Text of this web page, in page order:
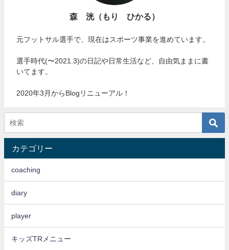
森 洸（もり ひかる）
元フットサル選手で、現在はスポーツ事業を進めています。
選手時代(〜2021.3)の日記や日常生活など、自由気ままに書
いてます。
2020年3月からBlogリニューアル！
カテゴリー
coaching
diary
player
キッズTRメニュー